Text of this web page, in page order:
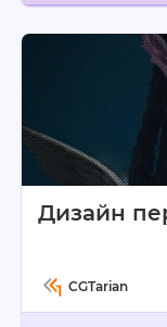
Дизайн
CGTarian